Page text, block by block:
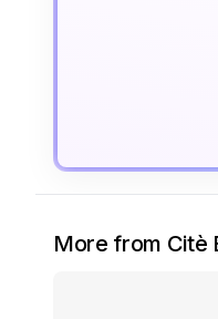
More from Citè